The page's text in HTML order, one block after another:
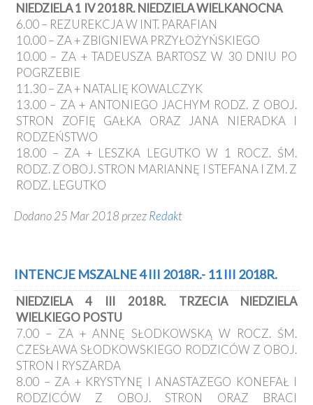
NIEDZIELA 1 IV 2018R. NIEDZIELA WIELKANOCNA
6.00 – REZUREKCJA W INT. PARAFIAN
10.00 – ZA + ZBIGNIEWA PRZYŁOŻYŃSKIEGO
10.00 – ZA + TADEUSZA BARTOSZ W 30 DNIU PO
POGRZEBIE
11.30 – ZA + NATALIĘ KOWALCZYK
13.00 – ZA + ANTONIEGO JACHYM RODZ. Z OBOJ.
STRON ZOFIĘ GAŁKA ORAZ JANA NIERADKA I
RODZEŃSTWO
18.00 – ZA + LESZKA LEGUTKO W 1 ROCZ. ŚM.
RODZ. Z OBOJ. STRON MARIANNĘ I STEFANA I ZM. Z
RODZ. LEGUTKO
Dodano 25 Mar 2018 przezRedakt
INTENCJE MSZALNE 4 III 2018R.- 11 III 2018R.
NIEDZIELA 4 III 2018R. TRZECIA NIEDZIELA
WIELKIEGO POSTU
7.00 – ZA + ANNĘ SŁODKOWSKĄ W ROCZ. ŚM.
CZESŁAWA SŁODKOWSKIEGO RODZICÓW Z OBOJ.
STRON I RYSZARDA
8.00 – ZA + KRYSTYNĘ I ANASTAZEGO KONEFAŁ I
RODZICÓW Z OBOJ. STRON ORAZ BRACI